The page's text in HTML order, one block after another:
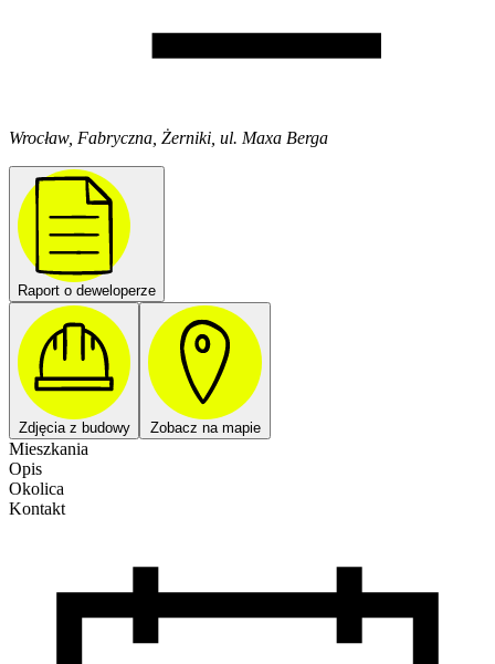
Wrocław, Fabryczna, Żerniki, ul. Maxa Berga
Raport o deweloperze
Zdjęcia z budowy Zobacz na mapie
Mieszkania
Opis
Okolica
Kontakt